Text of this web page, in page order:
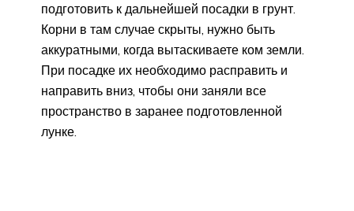
подготовить к дальнейшей посадки в грунт.
Корни в там случае скрыты, нужно быть
аккуратными, когда вытаскиваете ком земли.
При посадке их необходимо расправить и
направить вниз, чтобы они заняли все
пространство в заранее подготовленной
лунке.